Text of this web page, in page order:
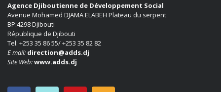
Agence Djiboutienne de Développement Social
Avenue Mohamed DJAMA ELABEH Plateau du serpent
BP:4298 Djibouti
République de Djibouti
Tel: +253 35 86 55/ +253 35 82 82
E mail: direction@adds.dj
Site Web:www.adds.dj